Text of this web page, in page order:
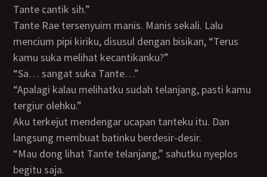
Tante cantik sih.”
Tante Rae tersenyuim manis. Manis sekali. Lalu
mencium pipi kiriku, disusul dengan bisikan, “Terus
kamu suka melihat kecantikanku?”
“Sa… sangat suka Tante…”
“Apalagi kalau melihatku sudah telanjang, pasti kamu
tergiur olehku.”
Aku terkejut mendengar ucapan tanteku itu. Dan
langsung membuat batinku berdesir-desir.
“Mau dong lihat Tante telanjang,” sahutku nyeplos
begitu saja.